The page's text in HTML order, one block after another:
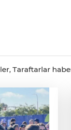
Taraftarlar